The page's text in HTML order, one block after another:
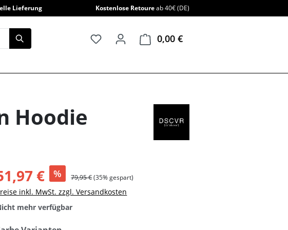
Lieferung Kostenlose Retoureab 40€ (DE)
0,00 €Warenkorb enthält 0
Hoodie
€ % 79,95 €(35% gespart)
inkl. MwSt. zzgl. Versandkosten
mehr verfügbar